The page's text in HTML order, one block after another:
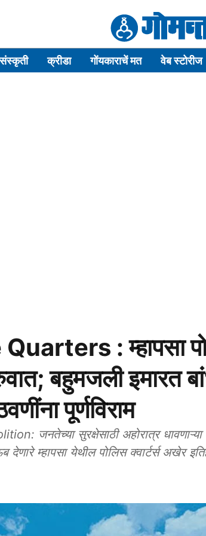
संस्कृती क्रीडा गोंयकाराचें मत वेब स्टोरीज
: म्हापसा
बहुमजली इमारत
पूर्णविराम
जनतेच्या सुरक्षेसाठी अहोरात्र धावणाऱ्या
देणारे म्हापसा येथील पोलिस क्वार्टर्स अखेर